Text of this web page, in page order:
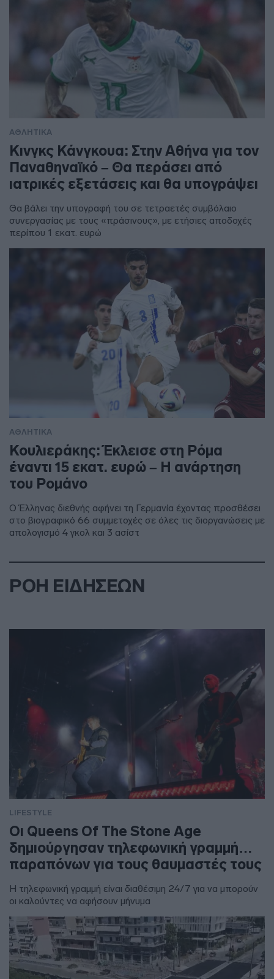
ΑΘΛΗΤΙΚΑ
Κινγκς Κάνγκουα: Στην Αθήνα για τον
Παναθηναϊκό – Θα περάσει από
ιατρικές εξετάσεις και θα υπογράψει
Θα βάλει την υπογραφή του σε τετραετές συμβόλαιο
συνεργασίας με τους «πράσινους», με ετήσιες αποδοχές
περίπου 1 εκατ. ευρώ
ΑΘΛΗΤΙΚΑ
Κουλιεράκης: Έκλεισε στη Ρόμα
έναντι 15 εκατ. ευρώ – Η ανάρτηση
του Ρομάνο
Ο Έλληνας διεθνής αφήνει τη Γερμανία έχοντας προσθέσει
στο βιογραφικό 66 συμμετοχές σε όλες τις διοργανώσεις με
απολογισμό 4 γκολ και 3 ασίστ
ΡΟΗ ΕΙΔΗΣΕΩΝ
LIFESTYLE
Οι Queens Of The Stone Age
δημιούργησαν τηλεφωνική γραμμή…
παραπόνων για τους θαυμαστές τους
Η τηλεφωνική γραμμή είναι διαθέσιμη 24/7 για να μπορούν
οι καλούντες να αφήσουν μήνυμα